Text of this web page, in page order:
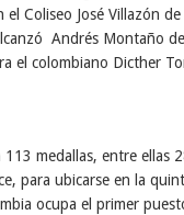
Coliseo José Villazón
Andrés Montaño
el colombiano Dicther
113 medallas, entre ellas
para ubicarse en la
ocupa el primer